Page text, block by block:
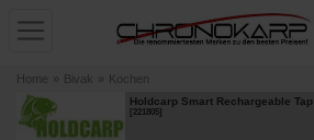
Home » Bivak » Kochen
Holdcarp Smart Rechargeable Tap
[221805]